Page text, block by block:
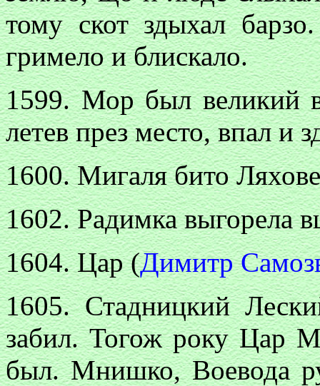
тому скот здыхал
гримело и блискало.
1599. Мор был великий
летев през место, впал и
1600. Мигаля бито
1602. Радимка выгорела
1604. Цар (Димитр
1605. Стадницкий
забил. Тогож року Цар
был. Мнишко, Воевода